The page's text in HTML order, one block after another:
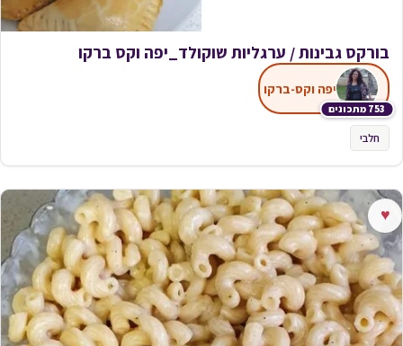
בורקס גבינות / ערגליות שוקולד_יפה וקס ברקו
753 מתכונים
יפה וקס-ברקו
חלבי
♥